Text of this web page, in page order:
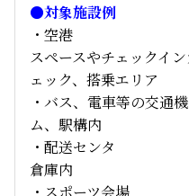
●対象施設例
・空港 ：タ
スペースやチェックイ
ェック、搭乗エリア
・バス、電車等の交通
ム、駅構内
・配送センタ ：
倉庫内
・スポーツ会場